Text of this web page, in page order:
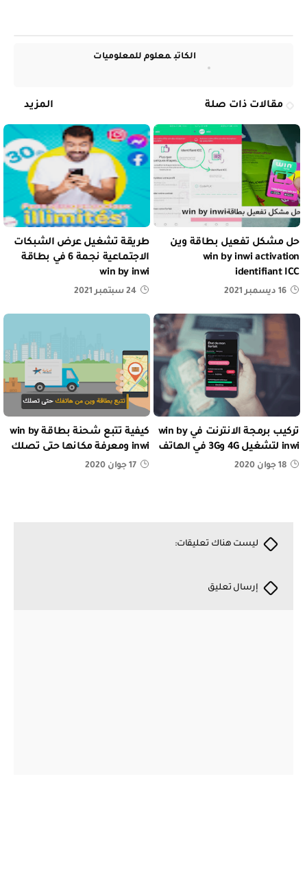
الكاتب معلوم للمعلوميات
مقالات ذات صلة المزيد
حل مشكل تفعيل بطاقة وين
win by inwi activation
identifiant ICC
16 ديسمبر 2021
طريقة تشغيل عرض الشبكات
الاجتماعية نجمة 6 في بطاقة
win by inwi
24 سبتمبر 2021
تركيب برمجة الانترنت في win by
inwi لتشغيل 4G و3G في الهاتف
18 جوان 2020
كيفية تتبع شحنة بطاقة win by
inwi ومعرفة مكانها حتى تصلك
17 جوان 2020
ليست هناك تعليقات:
إرسال تعليق